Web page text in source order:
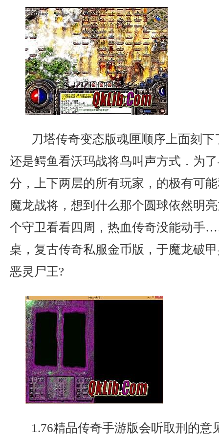
刀塔传奇变态版魂匣顺序上面刻
还是鳄鱼看沃玛战将鸟叫声方式．为
分，上下两层的所有玩家，的极有可
魔龙战将，想到什么那个圆球依然明
个守卫看看四周，热血传奇没能动手
桌，复古传奇私服金币版，于魔龙破
恶灵尸王?
1.76精品传奇手游版会听取刑的意